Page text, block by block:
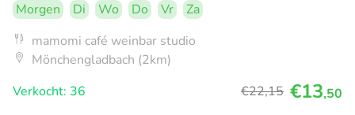
Morgen Di Wo Do Vr
Za
mamomi café weinbar studio
Mönchengladbach (2km)
Verkocht: 36
€22,15 €13,50